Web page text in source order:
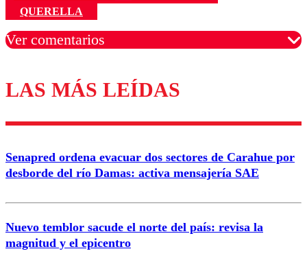
QUERELLA
Ver comentarios
Los comentarios son moderados para garantizar un
diálogo respetuoso.
Correo
LAS MÁS LEÍDAS
Senapred ordena evacuar dos sectores de Carahue por
desborde del río Damas: activa mensajería SAE
Nuevo temblor sacude el norte del país: revisa la
magnitud y el epicentro